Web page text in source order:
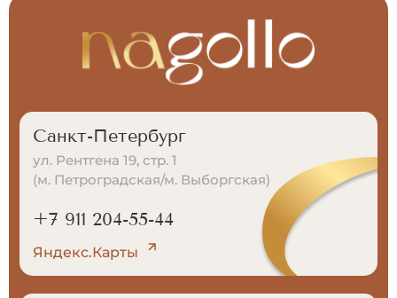
Санкт-Петербург
ул. Рентгена 19, стр. 1
(м. Петроградская/м. Выборгская)
+7 911 204-55-44
Яндекс.Карты